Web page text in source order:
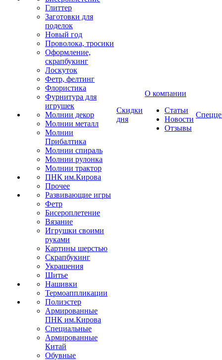
Глиттер
Заготовки для
поделок
Новый год
Проволока, тросики
Оформление,
скрапбукинг
Лоскуток
Фетр, фелтинг
Флористика
Фурнитура для
игрушек
Молнии декор
Молнии металл
Молнии
Прибалтика
Молнии спираль
Молнии рулонка
Молнии трактор
ПНК им.Кирова
Прочее
Развивающие игры
Фетр
Бисероплетение
Вязание
Игрушки своими
руками
Картины шерстью
Скрапбукинг
Украшения
Шитье
Нашивки
Термоаппликации
Полиэстер
Армированные
ПНК им.Кирова
Специальные
Армированные
Китай
Обувные
Скидки
дня
О компании
Статьи
Новости
Отзывы